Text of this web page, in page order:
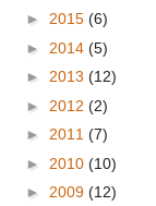
► 2015 (6)
► 2014 (5)
► 2013 (12)
► 2012 (2)
► 2011 (7)
► 2010 (10)
► 2009 (12)